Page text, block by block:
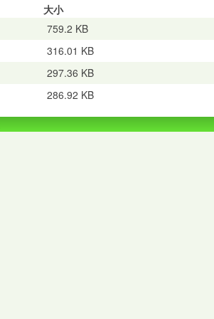
大小
759.2 KB
316.01 KB
297.36 KB
286.92 KB